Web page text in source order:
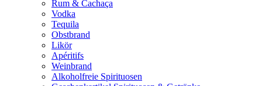
Rum & Cachaça
Vodka
Tequila
Obstbrand
Likör
Apéritifs
Weinbrand
Alkoholfreie Spirituosen